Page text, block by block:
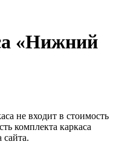
«‎Нижний
не входит в стоимость
комплекта каркаса
сайта.